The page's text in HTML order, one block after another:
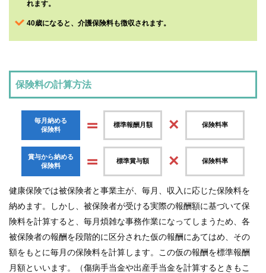
各
手
申
請
質
問
組
合
案
内
れます。
40歳になると、介護保険料も徴収されます。
保険料の計算方法
毎月納める
保険料
＝ 標準報酬月額 × 保険料率
賞与から納める
保険料
＝ 標準賞与額 × 保険料率
健康保険では被保険者と事業主が、毎月、収入に応じた保険料を
納めます。しかし、被保険者が受ける実際の報酬額に基づいて保
険料を計算すると、毎月煩雑な事務作業になってしまうため、各
被保険者の報酬を段階的に区分された仮の報酬にあてはめ、その
額をもとに毎月の保険料を計算します。この仮の報酬を標準報酬
月額といいます。（傷病手当金や出産手当金を計算するときもこ